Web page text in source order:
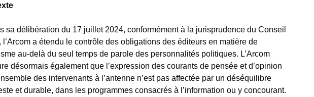
sa délibération du 17 juillet 2024, conformément à la jurisprudence du Conseil
l’Arcom a étendu le contrôle des obligations des éditeurs en matière de
au-delà du seul temps de parole des personnalités politiques. L’Arcom
désormais également que l’expression des courants de pensée et d’opinion
des intervenants à l’antenne n’est pas affectée par un déséquilibre
et durable, dans les programmes consacrés à l’information ou y concourant.